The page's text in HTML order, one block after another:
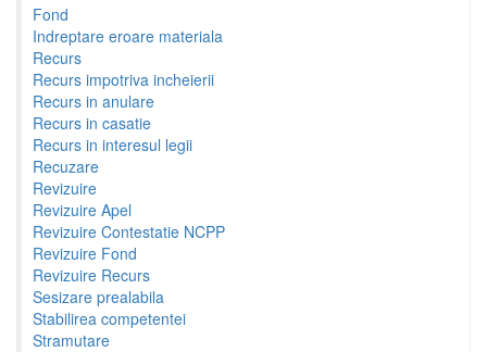
Fond
Indreptare eroare materiala
Recurs
Recurs impotriva incheierii
Recurs in anulare
Recurs in casatie
Recurs in interesul legii
Recuzare
Revizuire
Revizuire Apel
Revizuire Contestatie NCPP
Revizuire Fond
Revizuire Recurs
Sesizare prealabila
Stabilirea competentei
Stramutare